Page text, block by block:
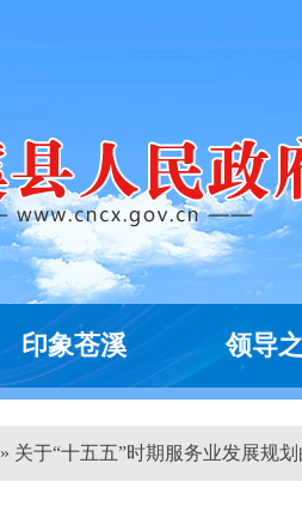
印象苍溪 领导
» 关于“十五五”时期服务业发展规